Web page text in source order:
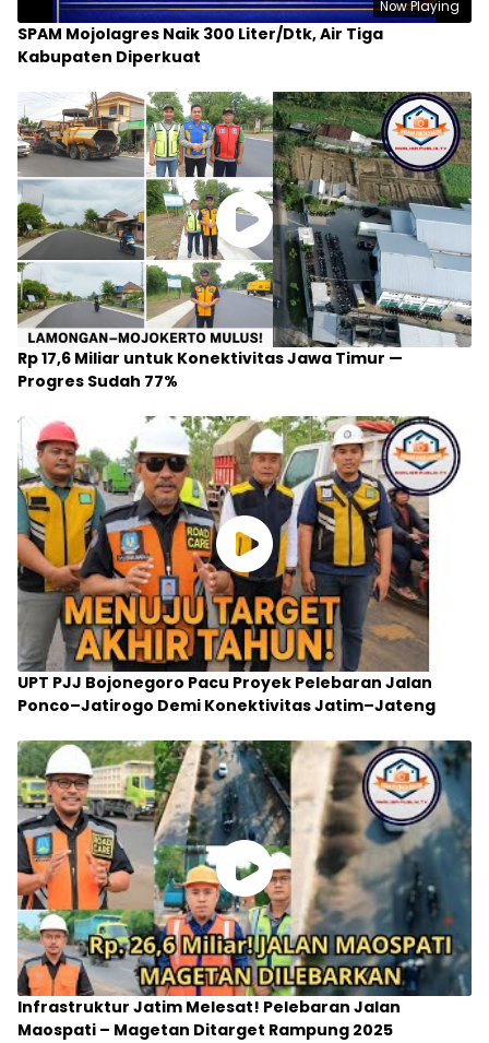
Now Playing
SPAM Mojolagres Naik 300 Liter/Dtk, Air Tiga
Kabupaten Diperkuat
Rp 17,6 Miliar untuk Konektivitas Jawa Timur —
Progres Sudah 77%
UPT PJJ Bojonegoro Pacu Proyek Pelebaran Jalan
Ponco–Jatirogo Demi Konektivitas Jatim–Jateng
Infrastruktur Jatim Melesat! Pelebaran Jalan
Maospati – Magetan Ditarget Rampung 2025